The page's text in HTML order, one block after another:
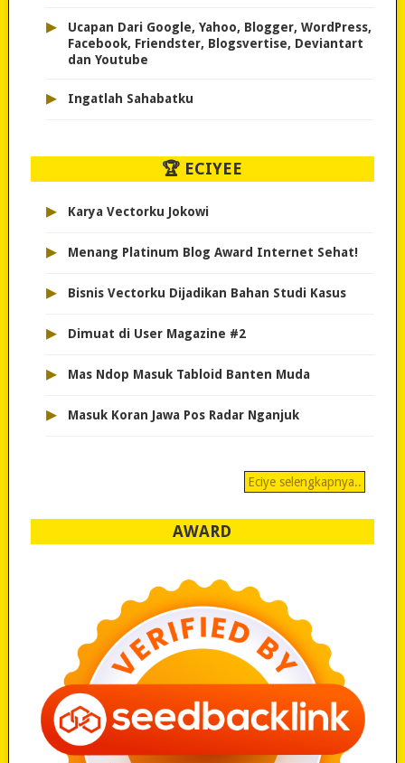
▸
Ucapan Dari Google, Yahoo, Blogger, WordPress,
Facebook, Friendster, Blogsvertise, Deviantart
dan Youtube
▸ Ingatlah Sahabatku
🏆 ECIYEE
▸ Karya Vectorku Jokowi
▸ Menang Platinum Blog Award Internet Sehat!
▸ Bisnis Vectorku Dijadikan Bahan Studi Kasus
▸ Dimuat di User Magazine #2
▸ Mas Ndop Masuk Tabloid Banten Muda
▸ Masuk Koran Jawa Pos Radar Nganjuk
Eciye selengkapnya..
AWARD